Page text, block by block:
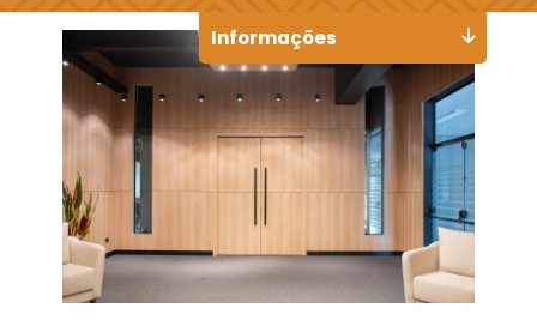
Informações